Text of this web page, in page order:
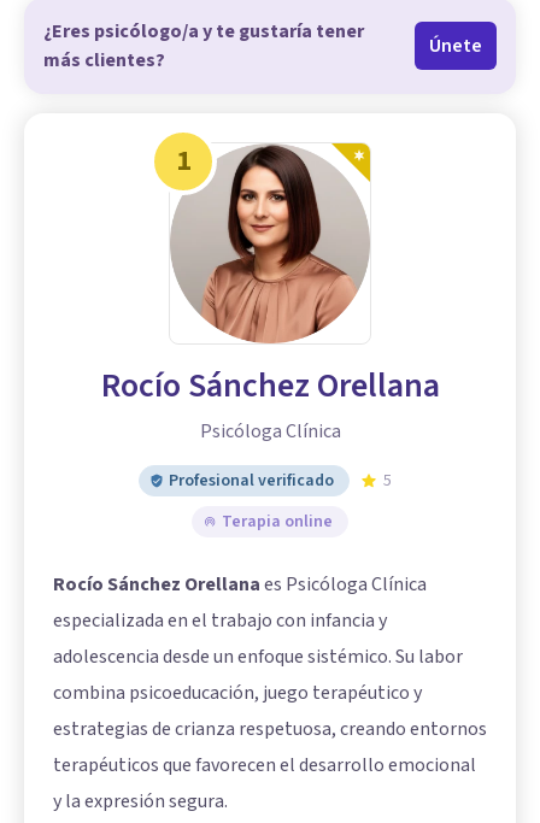
¿Eres psicólogo/a y te gustaría tener
más clientes?
Únete
1
Rocío Sánchez Orellana
Psicóloga Clínica
Profesional verificado
5
Terapia online
Rocío Sánchez Orellanaes Psicóloga Clínica
especializada en el trabajo con infancia y
adolescencia desde un enfoque sistémico. Su labor
combina psicoeducación, juego terapéutico y
estrategias de crianza respetuosa, creando entornos
terapéuticos que favorecen el desarrollo emocional
y la expresión segura.